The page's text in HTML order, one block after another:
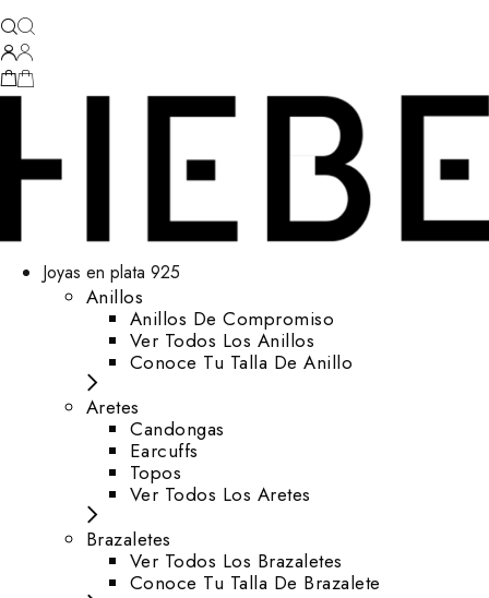
Joyas en plata 925
Anillos
Anillos De Compromiso
Ver Todos Los Anillos
Conoce Tu Talla De Anillo
Aretes
⁠Candongas
Earcuffs
Topos
Ver Todos Los Aretes
Brazaletes
Ver Todos Los Brazaletes
Conoce Tu Talla De Brazalete